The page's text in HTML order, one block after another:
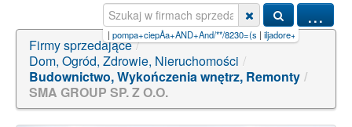
...
**/8230=(s|iljadore+paszport+do+piękna
Firmy sprzedające /
Dom, Ogród, Zdrowie, Nieruchomości /
Budownictwo, Wykończenia wnętrz, Remonty /
SMA GROUP SP. Z O.O.